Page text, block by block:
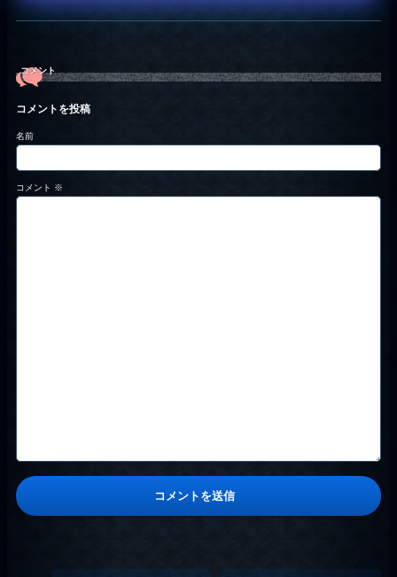
コメント
コメントを投稿
名前
コメント ※